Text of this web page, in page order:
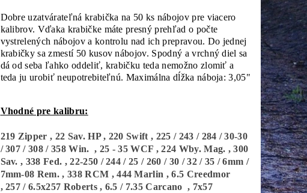
Dobre uzatvárateľná krabička na 50 ks nábojov pre viacero
kalibrov. Vďaka krabičke máte presný prehľad o počte
vystrelených nábojov a kontrolu nad ich prepravou. Do jednej
krabičky sa zmestí 50 kusov nábojov. Spodný a vrchný diel sa
dá od seba ľahko oddeliť, krabičku teda nemožno zlomiť a
teda ju urobiť neupotrebiteľnú. Maximálna dĺžka náboja: 3,05"
Vhodné pre kalibru:
219 Zipper , 22 Sav. HP , 220 Swift , 225 / 243 / 284 / 30-30
/ 307 / 308 / 358 Win. , 25 - 35 WCF ,224 Wby. Mag. ,300
Sav. , 338 Fed. ,22-250 / 244 / 25 / 260 / 30 / 32 / 35 / 6mm /
7mm-08 Rem. , 338 RCM ,444 Marlin ,6.5 Creedmor
,257 / 6.5x257 Roberts , 6.5 / 7.35 Carcano , 7x57